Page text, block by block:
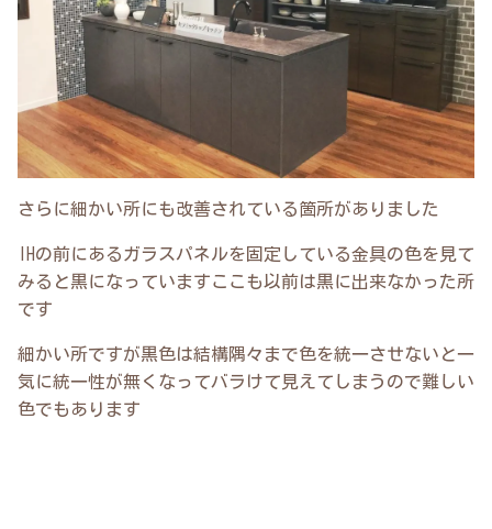
さらに細かい所にも改善されている箇所がありました
IHの前にあるガラスパネルを固定している金具の色を見て
みると黒になっていますここも以前は黒に出来なかった所
です
細かい所ですが黒色は結構隅々まで色を統一させないと一
気に統一性が無くなってバラけて見えてしまうので難しい
色でもあります